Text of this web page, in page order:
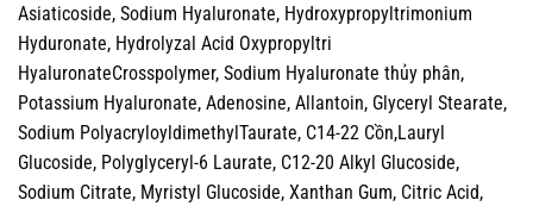
Asiaticoside, Sodium Hyaluronate, Hydroxypropyltrimonium
Hyduronate, Hydrolyzal Acid Oxypropyltri
HyaluronateCrosspolymer, Sodium Hyaluronate thủy phân,
Potassium Hyaluronate, Adenosine, Allantoin, Glyceryl Stearate,
Sodium PolyacryloyldimethylTaurate, C14-22 Cồn,Lauryl
Glucoside, Polyglyceryl-6 Laurate, C12-20 Alkyl Glucoside,
Sodium Citrate, Myristyl Glucoside, Xanthan Gum, Citric Acid,